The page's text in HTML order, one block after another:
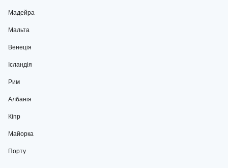
Мадейра
Мальта
Венеція
Ісландія
Рим
Албанія
Кіпр
Майорка
Порту